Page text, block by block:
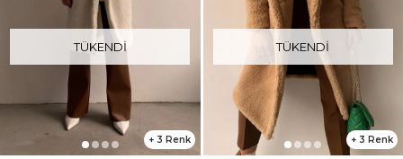
TÜKENDI
3
TÜKENDI
3